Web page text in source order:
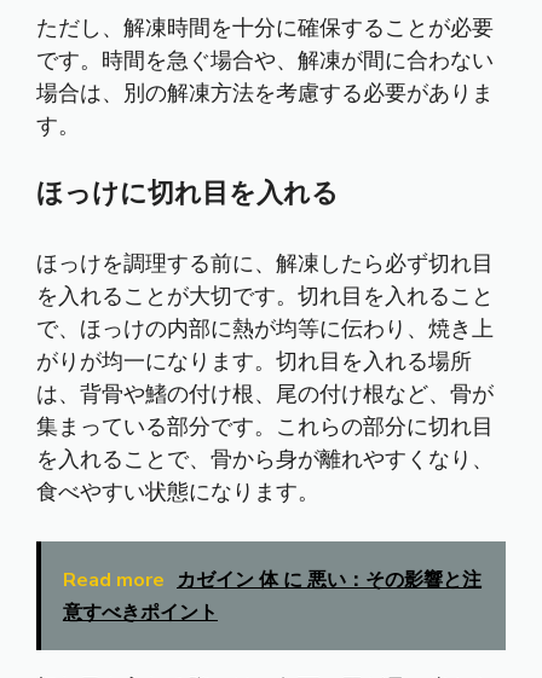
ただし、解凍時間を十分に確保することが必要
です。時間を急ぐ場合や、解凍が間に合わない
場合は、別の解凍方法を考慮する必要がありま
す。
ほっけに切れ目を入れる
ほっけを調理する前に、解凍したら必ず切れ目
を入れることが大切です。切れ目を入れること
で、ほっけの内部に熱が均等に伝わり、焼き上
がりが均一になります。切れ目を入れる場所
は、背骨や鰭の付け根、尾の付け根など、骨が
集まっている部分です。これらの部分に切れ目
を入れることで、骨から身が離れやすくなり、
食べやすい状態になります。
Read more カゼイン 体 に 悪い：その影響と注
意すべきポイント